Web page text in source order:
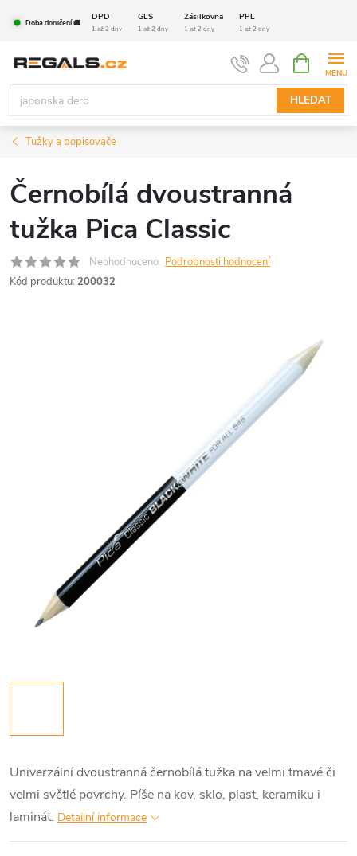
Doba doručení 🚚
DPD GLS Zásilkovna PPL
1 až 2 dny 1 až 2 dny 1 až 2 dny 1 až 2 dny
HLEDAT
NÁKUPNÍ
KOŠÍK
Tužky a popisovače
Černobílá dvoustranná
tužka Pica Classic
Neohodnoceno Podrobnosti hodnocení
Kód produktu: 200032
Univerzální dvoustranná černobílá tužka na velmi tmavé či
velmi světlé povrchy. Píše na kov, sklo, plast, keramiku i
laminát. Detailní informace